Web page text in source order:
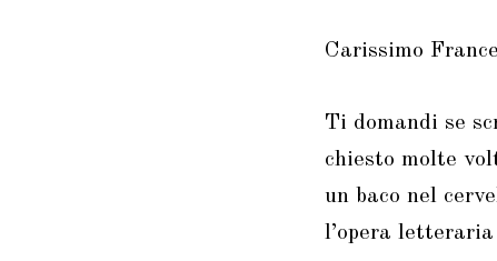
Carissimo
Ti domandi se
chiesto molte
un baco nel
l’opera